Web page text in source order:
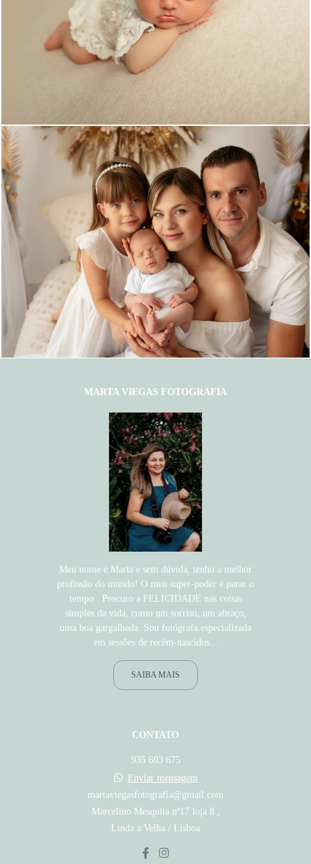
1229 6
1351 8
MARTA VIEGAS FOTOGRAFIA
Meu nome é Marta e sem dúvida, tenho a melhor
profissão do mundo! O meu super-poder é parar o
tempo. Procuro a FELICIDADE nas coisas
simples da vida, como um sorriso, um abraço,
uma boa gargalhada. Sou fotógrafa especializada
em sessões de recém-nascidos...
SAIBA MAIS
CONTATO
935 603 675
Enviar mensagem
martaviegasfotografia@gmail.com
Marcelino Mesquita nº17 loja 8 ,
Linda a Velha / Lisboa